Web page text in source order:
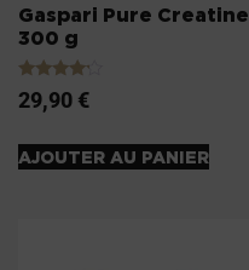
Gaspari Pure Creatine
300 g
Note
4.00
29,90 €
AJOUTER AU PANIER